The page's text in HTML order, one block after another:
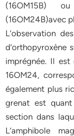
(16OM15B)
(16OM24B)avec
L’observation
d’orthopyroxène
imprégnée. Il
16OM24,
également plus
grenat est
section dans
L’amphibole